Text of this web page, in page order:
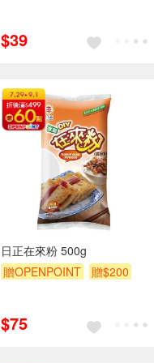
$39
日正在來粉 500g
贈OPENPOINT
贈$200
$75